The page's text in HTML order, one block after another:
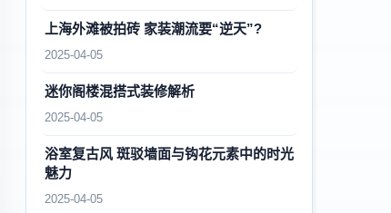
上海外滩被拍砖 家装潮流要“逆天”?
2025-04-05
迷你阁楼混搭式装修解析
2025-04-05
浴室复古风 斑驳墙面与钩花元素中的时光
魅力
2025-04-05